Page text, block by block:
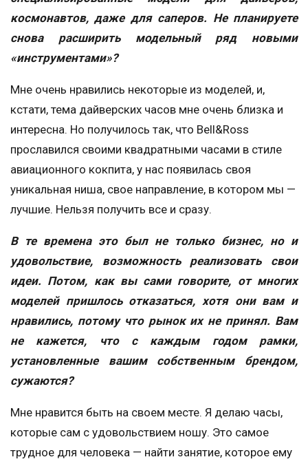
космонавтов, даже для саперов. Не планируете
снова расширить модельный ряд новыми
«инструментами»?
Мне очень нравились некоторые из моделей, и,
кстати, тема дайверских часов мне очень близка и
интересна. Но получилось так, что Bell&Ross
прославился своими квадратными часами в стиле
авиационного кокпита, у нас появилась своя
уникальная ниша, свое направление, в котором мы —
лучшие. Нельзя получить все и сразу.
В те времена это был не только бизнес, но и
удовольствие, возможность реализовать свои
идеи. Потом, как вы сами говорите, от многих
моделей пришлось отказаться, хотя они вам и
нравились, потому что рынок их не принял. Вам
не кажется, что с каждым годом рамки,
установленные вашим собственным брендом,
сужаются?
Мне нравится быть на своем месте. Я делаю часы,
которые сам с удовольствием ношу. Это самое
трудное для человека — найти занятие, которое ему